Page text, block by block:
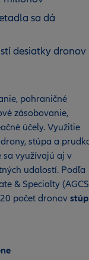
sa dá
desiatky dronov
pohraničné
zásobovanie,
účely. Využitie
stúpa a
sa využívajú aj v
udalostí. Podľa
& Specialty
počet dronov